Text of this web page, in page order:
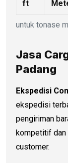
untuk tonase
ft
Jasa
Padang
Ekspedisi
ekspedisi
pengiriman
kompetitif dan
customer.